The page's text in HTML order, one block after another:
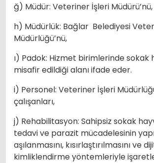
ğ) Müdür: Veteriner İşleri Müdürü’nü,
h) Müdürlük: Bağlar Belediyesi
Müdürlüğü’nü,
ı) Padok: Hizmet birimlerinde sokak
misafir edildiği alanı ifade eder.
i) Personel: Veteriner İşleri
çalışanları,
j) Rehabilitasyon: Sahipsiz sokak
tedavi ve parazit mücadelesinin
aşılanmasını, kısırlaştırılmasını ve
kimliklendirme yöntemleriyle